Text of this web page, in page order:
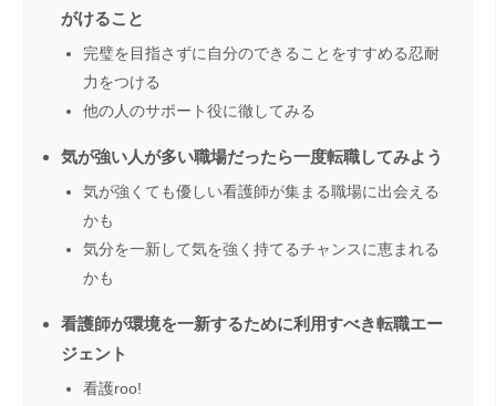
がけること
完璧を目指さずに自分のできることをすすめる忍耐
力をつける
他の人のサポート役に徹してみる
気が強い人が多い職場だったら一度転職してみよう
気が強くても優しい看護師が集まる職場に出会える
かも
気分を一新して気を強く持てるチャンスに恵まれる
かも
看護師が環境を一新するために利用すべき転職エー
ジェント
看護roo!